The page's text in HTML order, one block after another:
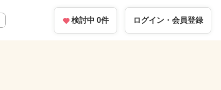
検討中 0件 ログイン・ 会員登録